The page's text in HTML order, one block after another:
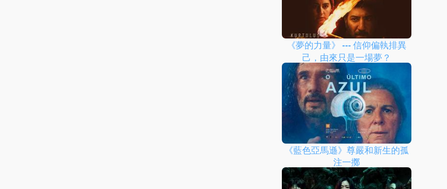
《夢的力量》 --- 信仰偏執排異
己，由來只是一場夢？
《藍色亞馬遜》尊嚴和新生的孤
注一擲